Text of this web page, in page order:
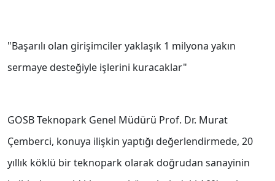
"Başarılı olan girişimciler yaklaşık 1 milyona yakın
sermaye desteğiyle işlerini kuracaklar"
GOSB Teknopark Genel Müdürü Prof. Dr. Murat
Çemberci, konuya ilişkin yaptığı değerlendirmede, 20
yıllık köklü bir teknopark olarak doğrudan sanayinin